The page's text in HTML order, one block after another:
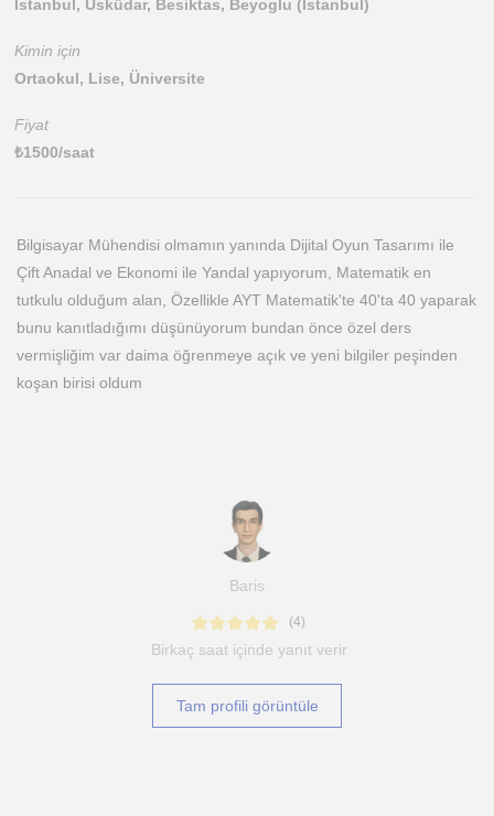
İstanbul, Üsküdar, Besiktas, Beyoglu (Istanbul)
Kimin için
Ortaokul, Lise, Üniversite
Fiyat
₺1500/saat
Bilgisayar Mühendisi olmamın yanında Dijital Oyun Tasarımı ile
Çift Anadal ve Ekonomi ile Yandal yapıyorum, Matematik en
tutkulu olduğum alan, Özellikle AYT Matematik'te 40'ta 40 yaparak
bunu kanıtladığımı düşünüyorum bundan önce özel ders
vermişliğim var daima öğrenmeye açık ve yeni bilgiler peşinden
koşan birisi oldum
Baris
(4)
Birkaç saat içinde yanıt verir
Tam profili görüntüle